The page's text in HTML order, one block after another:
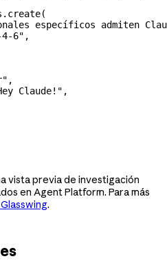
específicos admiten
4-6" ,
,
Claude!" ,
vista previa de investigación
en Agent Platform. Para más
.